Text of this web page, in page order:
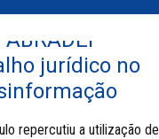
jurídico no
repercutiu a utilização de